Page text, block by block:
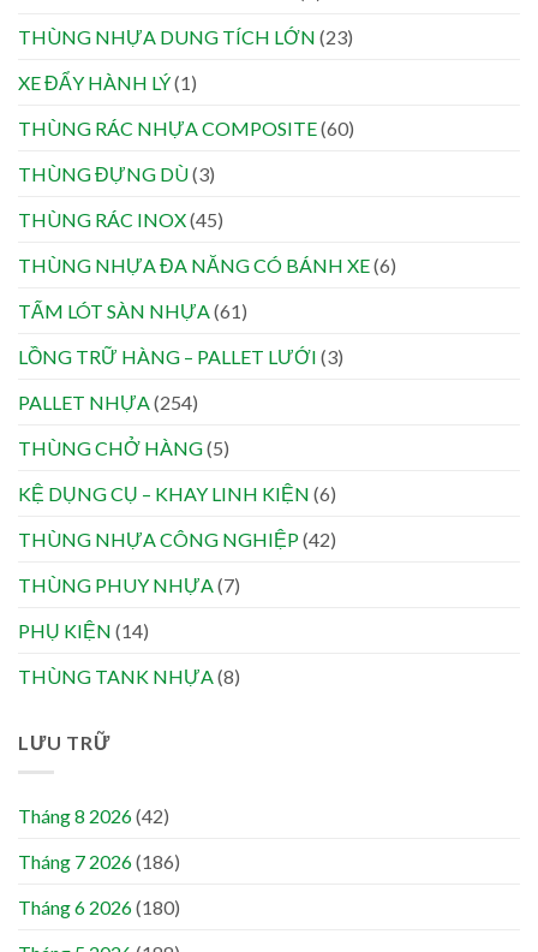
THÙNG NHỰA DUNG TÍCH LỚN (23)
XE ĐẨY HÀNH LÝ(1)
THÙNG RÁC NHỰA COMPOSITE(60)
THÙNG ĐỰNG DÙ(3)
THÙNG RÁC INOX(45)
THÙNG NHỰA ĐA NĂNG CÓ BÁNH XE(6)
TẤM LÓT SÀN NHỰA(61)
LỒNG TRỮ HÀNG – PALLET LƯỚI (3)
PALLET NHỰA(254)
THÙNG CHỞ HÀNG(5)
KỆ DỤNG CỤ – KHAY LINH KIỆN (6)
THÙNG NHỰA CÔNG NGHIỆP(42)
THÙNG PHUY NHỰA(7)
PHỤ KIỆN (14)
THÙNG TANK NHỰA(8)
LƯU TRỮ
Tháng 8 2026(42)
Tháng 7 2026(186)
Tháng 6 2026(180)